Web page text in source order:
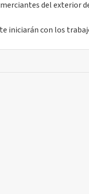
del exterior
iniciarán con los